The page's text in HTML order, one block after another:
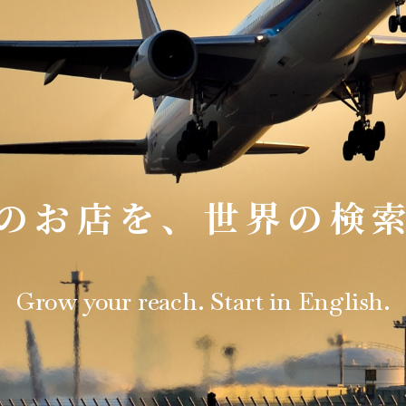
お店を、世界の検
Grow your reach. Start in English.